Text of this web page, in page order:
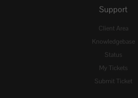
Support
Client Area
Knowledgebase
Status
My Tickets
Submit Ticket